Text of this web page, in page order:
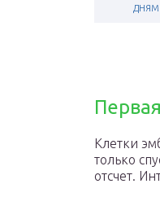
Клетки
только
отсчет.